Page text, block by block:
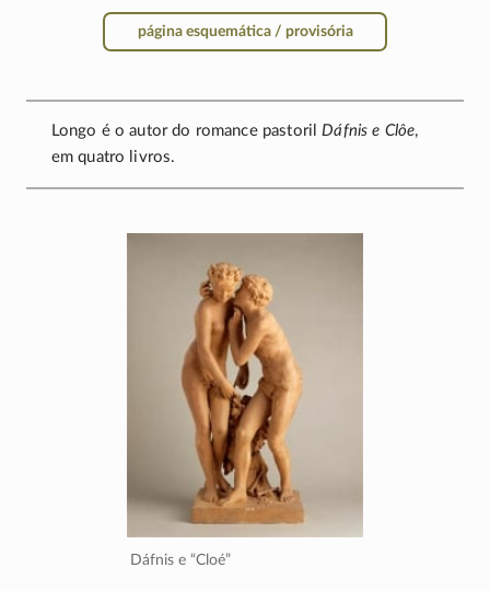
página esquemática / provisória
Longo é o autor do romance pastoril Dáfnis e Clôe,
em quatro livros.
Dáfnis e “Cloé”